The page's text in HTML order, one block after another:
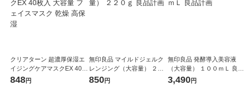
クリアターン 超濃厚保湿エ
イジングケアマスクEX 40枚
入 大容量 フェイスマスク 乾
848円
無印良品 マイルドジェルク
レンジング（大容量） ２２
０ｇ 良品計画
850円
無印良品 発酵導入美容液
（大容量） １００ｍＬ 良品
計画
3,490円